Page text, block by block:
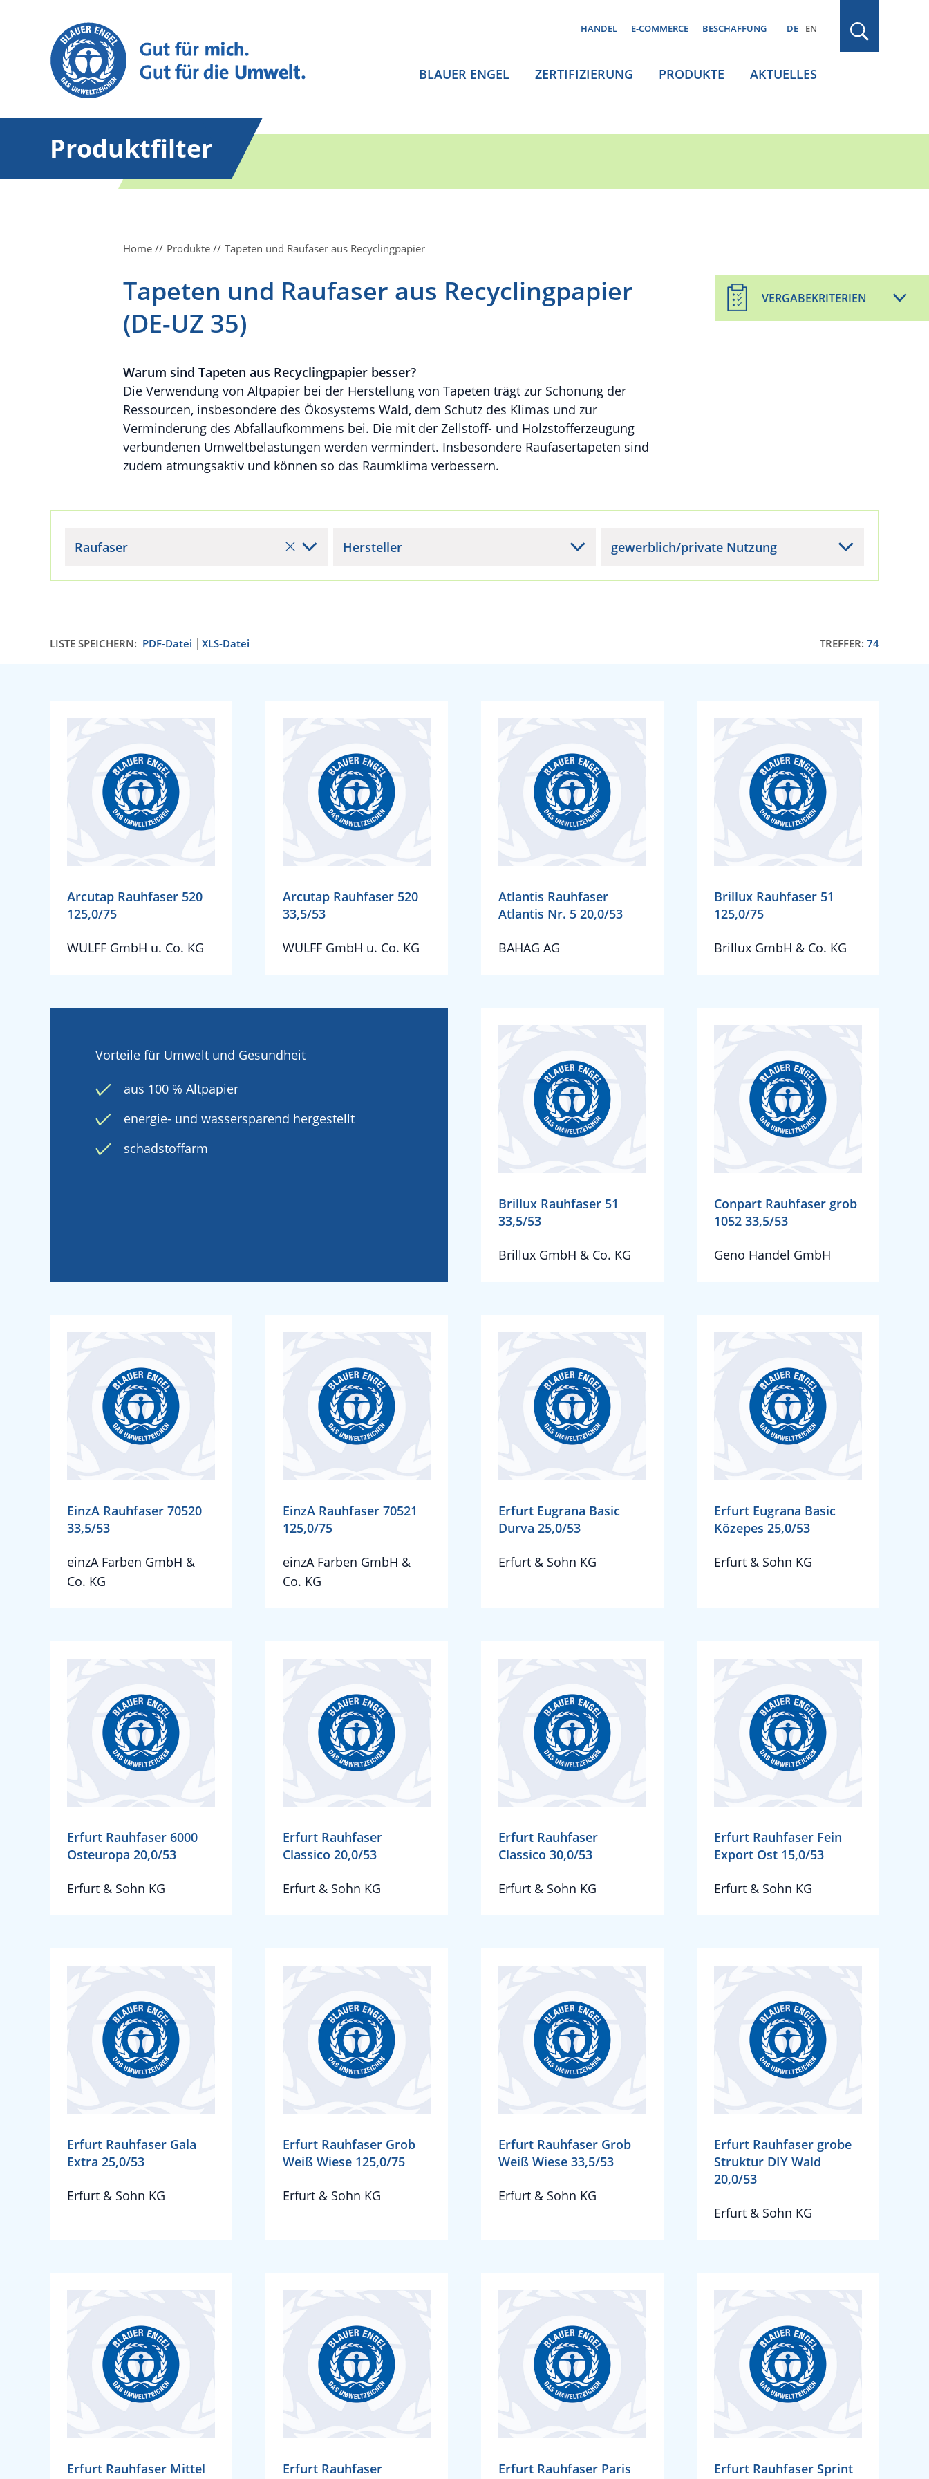
HANDEL E-COMMERCE BESCHAFFUNG DE EN
BLAUER ENGEL ZERTIFIZIERUNG PRODUKTE AKTUELLES
Produktfilter
Home Produkte Tapeten und Raufaser aus Recyclingpapier
Tapeten und Raufaser aus Recyclingpapier
(DE-UZ 35)
VERGABEKRITERIEN
Warum sind Tapeten aus Recyclingpapier besser?
Die Verwendung von Altpapier bei der Herstellung von Tapeten trägt zur Schonung der
Ressourcen, insbesondere des Ökosystems Wald, dem Schutz des Klimas und zur
Verminderung des Abfallaufkommens bei. Die mit der Zellstoff- und Holzstofferzeugung
verbundenen Umweltbelastungen werden vermindert. Insbesondere Raufasertapeten sind
zudem atmungsaktiv und können so das Raumklima verbessern.
Raufaser Hersteller gewerblich/private Nutzung
LISTE SPEICHERN: PDF-Datei XLS-Datei TREFFER: 74
Arcutap Rauhfaser 520
125,0/75
WULFF GmbH u. Co. KG
Arcutap Rauhfaser 520
33,5/53
WULFF GmbH u. Co. KG
Atlantis Rauhfaser
Atlantis Nr. 5 20,0/53
BAHAG AG
Brillux Rauhfaser 51
125,0/75
Brillux GmbH & Co. KG
Vorteile für Umwelt und Gesundheit
aus 100 % Altpapier
energie- und wassersparend hergestellt
schadstoffarm
Brillux Rauhfaser 51
33,5/53
Brillux GmbH & Co. KG
Conpart Rauhfaser grob
1052 33,5/53
Geno Handel GmbH
EinzA Rauhfaser 70520
33,5/53
einzA Farben GmbH &
Co. KG
EinzA Rauhfaser 70521
125,0/75
einzA Farben GmbH &
Co. KG
Erfurt Eugrana Basic
Durva 25,0/53
Erfurt & Sohn KG
Erfurt Eugrana Basic
Közepes 25,0/53
Erfurt & Sohn KG
Erfurt Rauhfaser 6000
Osteuropa 20,0/53
Erfurt & Sohn KG
Erfurt Rauhfaser
Classico 20,0/53
Erfurt & Sohn KG
Erfurt Rauhfaser
Classico 30,0/53
Erfurt & Sohn KG
Erfurt Rauhfaser Fein
Export Ost 15,0/53
Erfurt & Sohn KG
Erfurt Rauhfaser Gala
Extra 25,0/53
Erfurt & Sohn KG
Erfurt Rauhfaser Grob
Weiß Wiese 125,0/75
Erfurt & Sohn KG
Erfurt Rauhfaser Grob
Weiß Wiese 33,5/53
Erfurt & Sohn KG
Erfurt Rauhfaser grobe
Struktur DIY Wald
20,0/53
Erfurt & Sohn KG
Erfurt Rauhfaser Mittel
Erfurt Rauhfaser
Erfurt Rauhfaser Paris
Erfurt Rauhfaser Sprint